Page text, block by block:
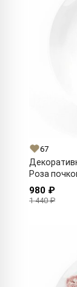
67
Роза
980 ₽
1 440 ₽